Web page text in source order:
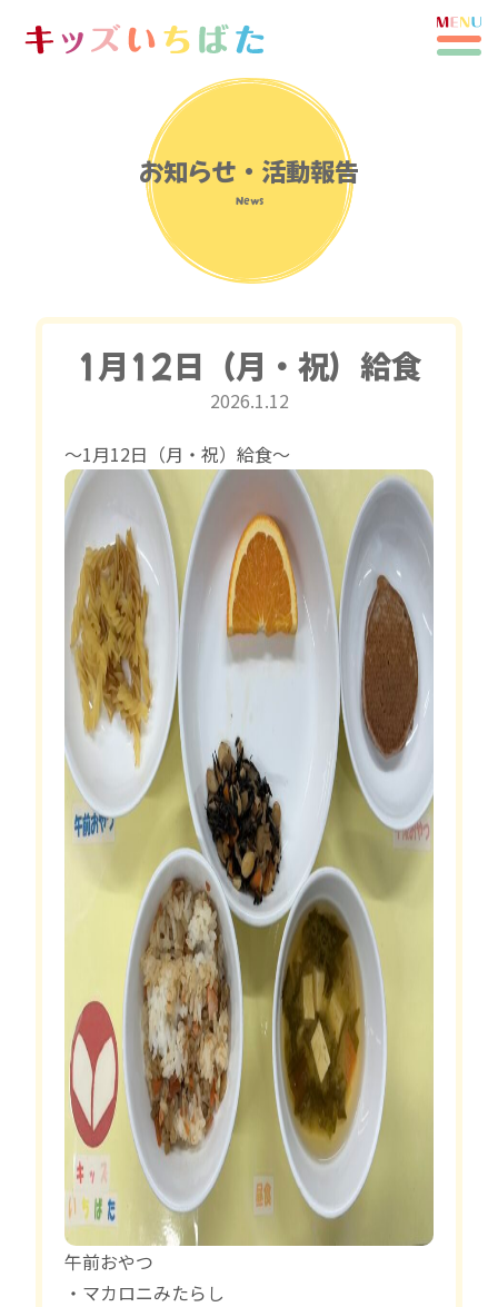
お知らせ・活動報告
News
1月12日（月・祝）給食
2026.1.12
〜1月12日（月・祝）給食〜
午前おやつ
・マカロニみたらし